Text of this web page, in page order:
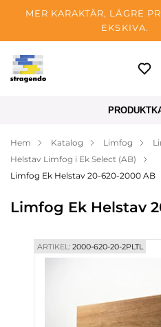
MER KARAKTÄR, LÄGRE
EKSKIVA.
Tallinn
Betalning
Om företaget
Blogg
Hem Katalog Limfog
Helstav Limfog i Ek Select (AB)
Limfog Ek Helstav 20-620-2000 AB
Limfog Ek Helstav
ARTIKEL:2000-620-20-2PLTL